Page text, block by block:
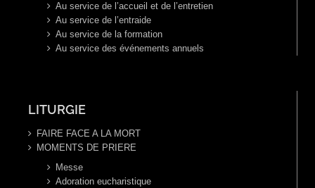
Au service de l’accueil et de l’entretien
Au service de l’entraide
Au service de la formation
Au service des événements annuels
LITURGIE
FAIRE FACE A LA MORT
MOMENTS DE PRIERE
Messe
Adoration eucharistique